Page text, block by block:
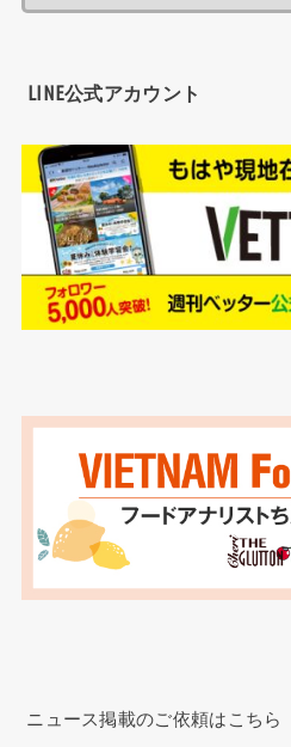
LINE公式アカウント
ニュース掲載のご依頼はこちら